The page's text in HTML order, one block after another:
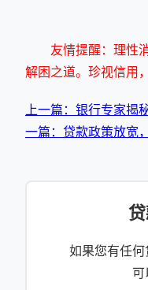
友情提醒：理性
解困之道。珍视信用
上一篇：银行专家揭
一篇：贷款政策放宽
如果您有任
可